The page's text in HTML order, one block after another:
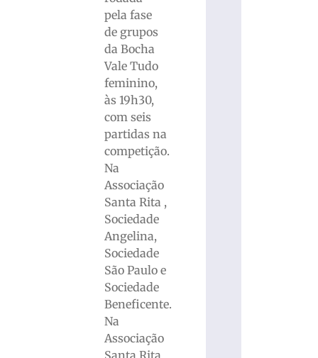
pela fase
de grupos
da Bocha
Vale Tudo
feminino,
às 19h30,
com seis
partidas na
competição.
Na
Associação
Santa Rita ,
Sociedade
Angelina,
Sociedade
São Paulo e
Sociedade
Beneficente.
Na
Associação